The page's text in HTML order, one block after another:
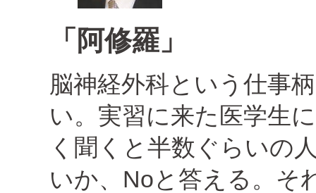
「阿修羅」
脳神経外科という仕事
い。実習に来た医学生
く聞くと半数ぐらいの
いか、Noと答える。そ